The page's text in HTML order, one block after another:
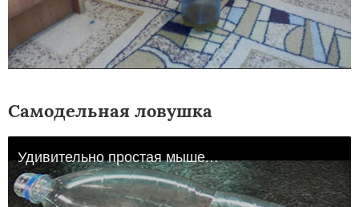
Самодельная ловушка
Удивительно простая мышеловка из бутылки